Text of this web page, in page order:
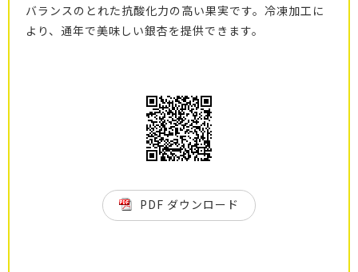
バランスのとれた抗酸化力の高い果実です。冷凍加工に
より、通年で美味しい銀杏を提供できます。
PDF ダウンロード